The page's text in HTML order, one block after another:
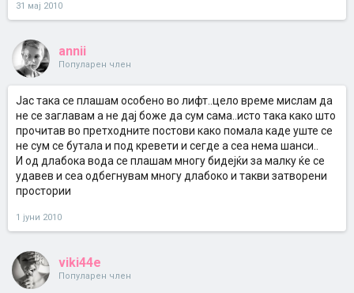
31 мај 2010
annii
Популарен член
Јас така се плашам особено во лифт..цело време мислам да
не се заглавам а не дај боже да сум сама..исто така како што
прочитав во претходните постови како помала каде уште се
не сум се бутала и под кревети и сегде а сеа нема шанси..
И од длабока вода се плашам многу бидејќи за малку ќе се
удавев и сеа одбегнувам многу длабоко и такви затворени
простории
1 јуни 2010
viki44e
Популарен член